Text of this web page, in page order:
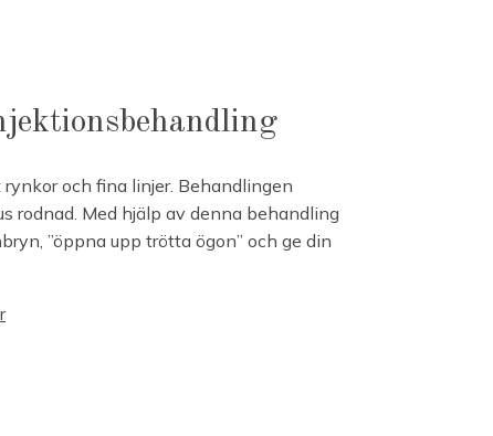
och fina linjer. Behandlingen
rodnad. Med hjälp av denna behandling
”öppna upp trötta ögon” och ge din